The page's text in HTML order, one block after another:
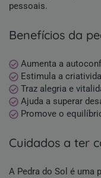
pessoais.
benefícios da
Aumenta a
Estimula a
Traz alegria e
Ajuda a superar
Promove o
cuidados a ter
A Pedra do Sol é uma